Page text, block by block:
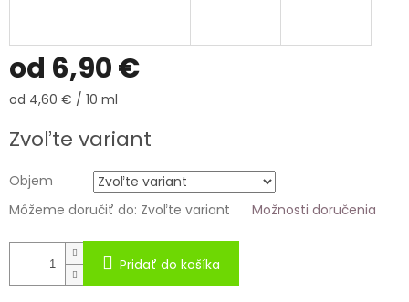
od 6,90 €
Jednotková
od 4,60 € / 10 ml
Zvoľte variant
Objem
Môžeme doručiť do: Zvoľte variant Možnosti doručenia
Pridať do košíka